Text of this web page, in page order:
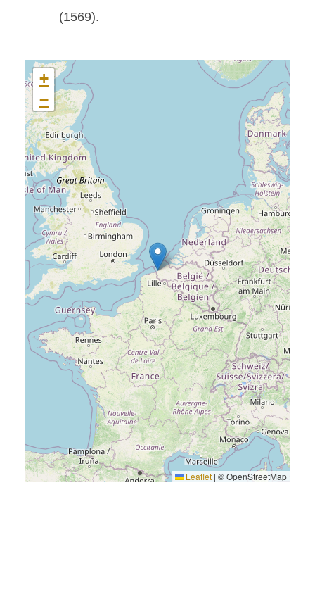
(1569).
+
−
Leaflet | © OpenStreetMap